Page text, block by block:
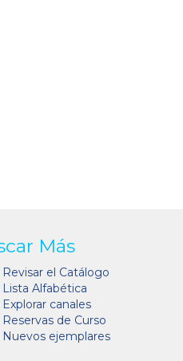
Más
Revisar el Catálogo
Lista Alfabética
Explorar canales
Reservas de Curso
Nuevos ejemplares